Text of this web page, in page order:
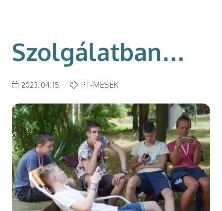
Szolgálatban…
2023. 04. 15. PT-MESÉK